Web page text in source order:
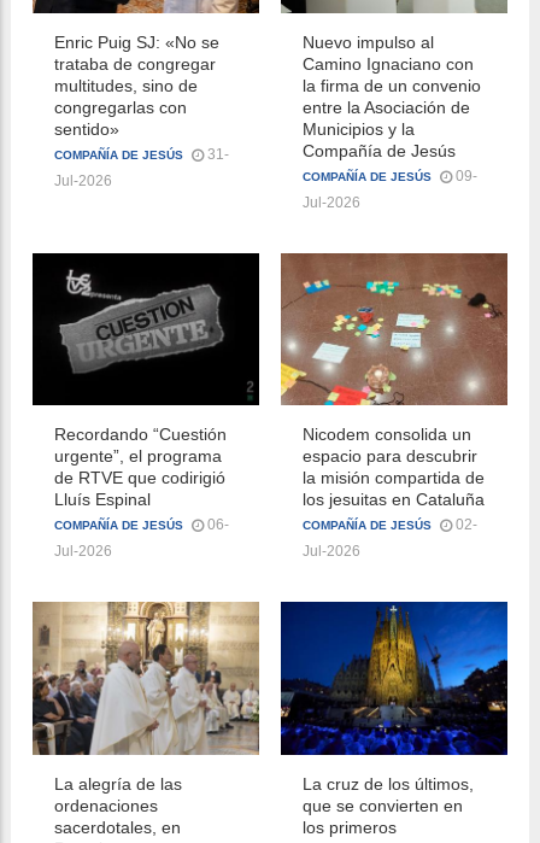
Enric Puig SJ: «No se
trataba de congregar
multitudes, sino de
congregarlas con
sentido»
COMPAÑÍA DE JESÚS
31-
Jul-2026
Nuevo impulso al
Camino Ignaciano con
la firma de un convenio
entre la Asociación de
Municipios y la
Compañía de Jesús
COMPAÑÍA DE JESÚS
09-
Jul-2026
Recordando “Cuestión
urgente”, el programa
de RTVE que codirigió
Lluís Espinal
COMPAÑÍA DE JESÚS
06-
Jul-2026
Nicodem consolida un
espacio para descubrir
la misión compartida de
los jesuitas en Cataluña
COMPAÑÍA DE JESÚS
02-
Jul-2026
La alegría de las
ordenaciones
sacerdotales, en
La cruz de los últimos,
que se convierten en
los primeros